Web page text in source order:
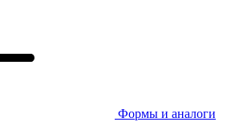
Формы и аналоги